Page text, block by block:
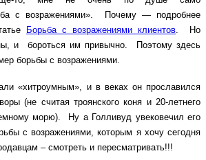
с возражениями». Почему — подробнее
Борьба с возражениями клиентов. Но
и бороться им привычно. Поэтому здесь
борьбы с возражениями.
«хитроумным», и в веках он прославился
(не считая троянского коня и 20-летнего
морю). Ну а Голливуд увековечил его
с возражениями, которым я хочу сегодня
– смотреть и пересматривать!!!